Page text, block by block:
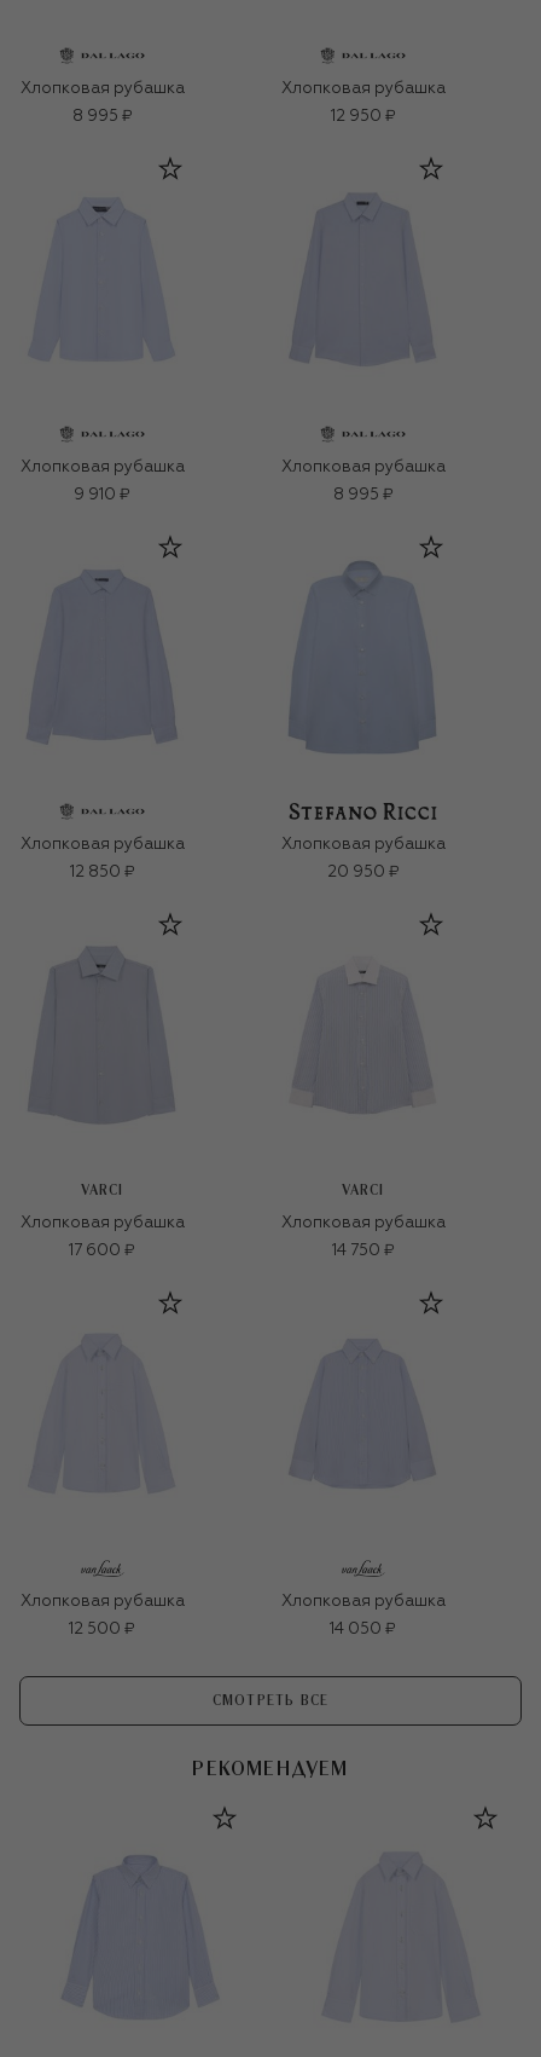
Хлопковая рубашка
8 995 ₽
Хлопковая рубашка
12 950 ₽
Хлопковая рубашка
9 910 ₽
Хлопковая рубашка
8 995 ₽
Хлопковая рубашка
12 850 ₽
Хлопковая рубашка
20 950 ₽
VARCI
Хлопковая рубашка
17 600 ₽
VARCI
Хлопковая рубашка
14 750 ₽
Хлопковая рубашка
12 500 ₽
Хлопковая рубашка
14 050 ₽
СМОТРЕТЬ ВСЕ
РЕКОМЕНДУЕМ